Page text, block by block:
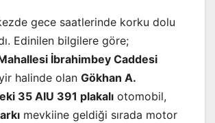
gece saatlerinde korku dolu
Edinilen bilgilere göre;
İbrahimbey Caddesi
halinde olan Gökhan A.
35 AIU 391 plakalı otomobil,
mevkiine geldiği sırada motor